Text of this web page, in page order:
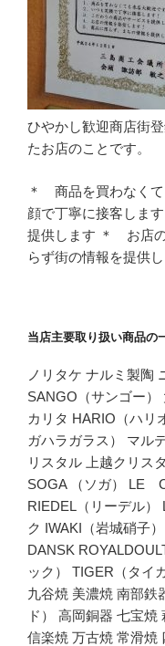
ひやかし歓迎商店街
たお店のことです。
＊ 商品を買わなく
顔で丁寧に接客しま
提供します ＊ お店
らず街の情報を提供
当店主要取り扱い商品の
ノリタケ ナルミ製陶
SANGO（サンゴー）
カリタ HARIO（ハリ
ガハラガラス） マル
リスタル 上越クリス
SOGA （ソガ） LE
RIEDEL（リーデル）
ク IWAKI（岩城硝子
DANSK
ック） TIGER（タイ
九谷焼 美濃焼 南部
ド） 高岡銅器 七宝
信楽焼 万古焼 常滑焼